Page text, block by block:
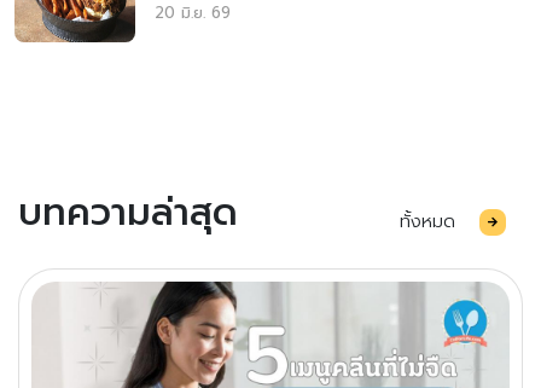
20 มิ.ย. 69
บทความล่าสุด ทั้งหมด